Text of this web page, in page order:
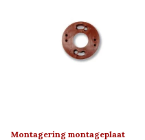
Montagering montageplaat